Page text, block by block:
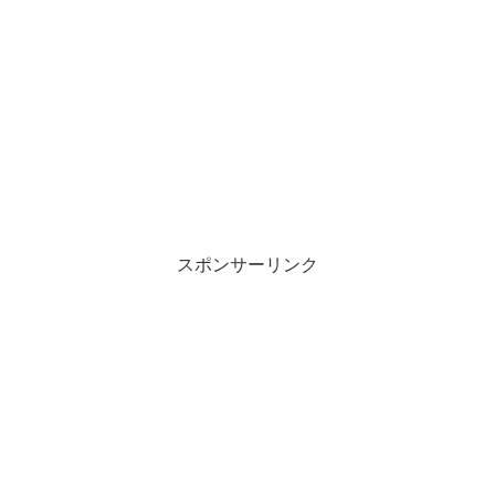
スポンサーリンク